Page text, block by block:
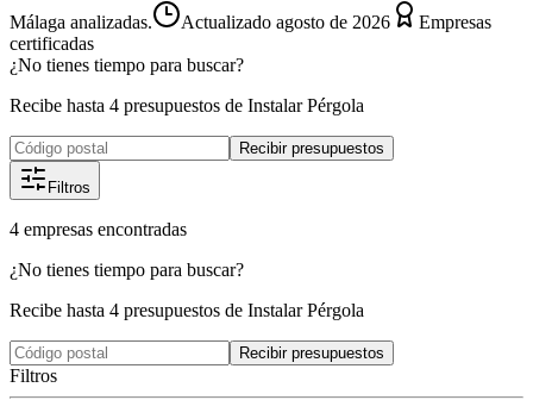
Málaga analizadas.
Actualizado agosto de 2026
Empresas
certificadas
¿No tienes tiempo para buscar?
Recibe hasta 4 presupuestos de Instalar Pérgola
Recibir presupuestos
Filtros
4 empresas encontradas
¿No tienes tiempo para buscar?
Recibe hasta 4 presupuestos de Instalar Pérgola
Recibir presupuestos
Filtros